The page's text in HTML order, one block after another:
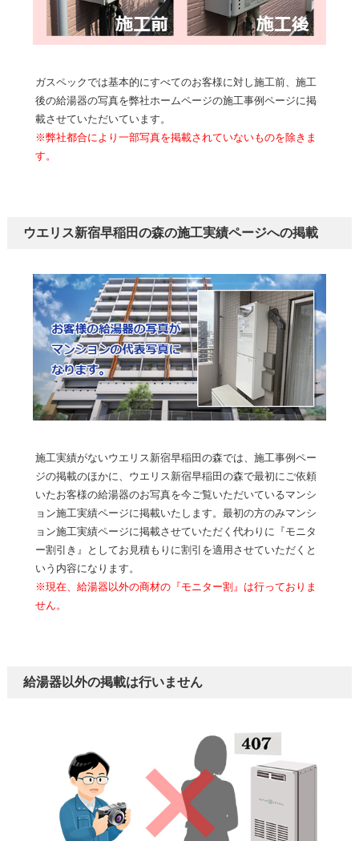
ガスペックでは基本的にすべてのお客様に対し施工前、施工
後の給湯器の写真を弊社ホームページの施工事例ページに掲
載させていただいています。
※弊社都合により一部写真を掲載されていないものを除きま
す。
ウエリス新宿早稲田の森の施工実績ページへの掲載
施工実績がないウエリス新宿早稲田の森では、施工事例ペー
ジの掲載のほかに、ウエリス新宿早稲田の森で最初にご依頼
いたお客様の給湯器のお写真を今ご覧いただいているマンシ
ョン施工実績ページに掲載いたします。最初の方のみマンシ
ョン施工実績ページに掲載させていただく代わりに『モニタ
ー割引き』としてお見積もりに割引を適用させていただくと
いう内容になります。
※現在、給湯器以外の商材の『モニター割』は行っておりま
せん。
給湯器以外の掲載は行いません